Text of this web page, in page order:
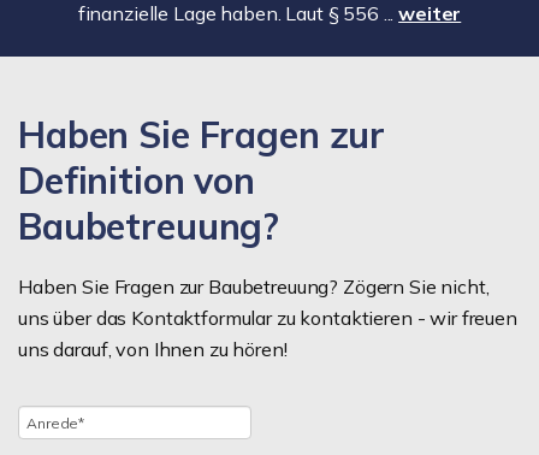
finanzielle Lage haben. Laut § 556 ...weiter
Haben Sie Fragen zur
Definition von
Baubetreuung?
Haben Sie Fragen zur Baubetreuung? Zögern Sie nicht,
uns über das Kontaktformular zu kontaktieren - wir freuen
uns darauf, von Ihnen zu hören!